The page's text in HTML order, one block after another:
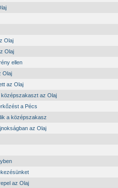
Olaj
Olaj
ellen
Olaj
az Olaj
középszakaszt az Olaj
a Pécs
a középszakasz
az Olaj
az Olaj